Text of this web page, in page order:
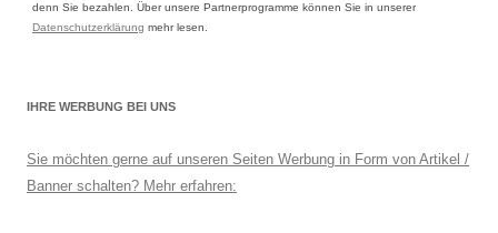
denn Sie bezahlen. Über unsere Partnerprogramme können Sie in unserer
Datenschutzerklärung mehr lesen.
IHRE WERBUNG BEI UNS
Sie möchten gerne auf unseren Seiten Werbung in Form von Artikel /
Banner schalten? Mehr erfahren: